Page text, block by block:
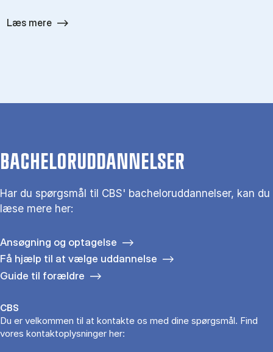
Læs mere
BACHELORUDDANNELSER
Har du spørgsmål til CBS' bacheloruddannelser, kan du
læse mere her:
Ansøgning og optagelse
Få hjælp til at vælge uddannelse
Guide til forældre
CBS
Du er velkommen til at kontakte os med dine spørgsmål. Find
vores kontaktoplysninger her: